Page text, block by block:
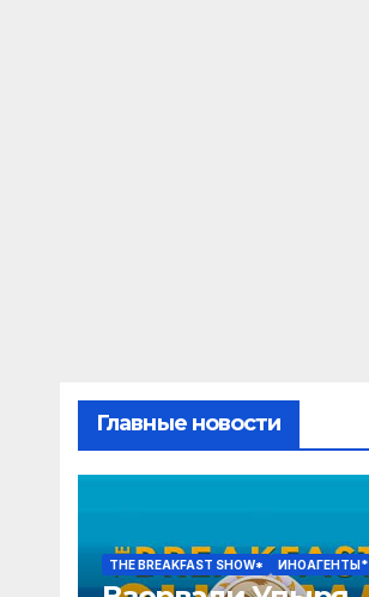
Главные новости
THE BREAKFAST SHOW* ИНОАГЕНТЫ*